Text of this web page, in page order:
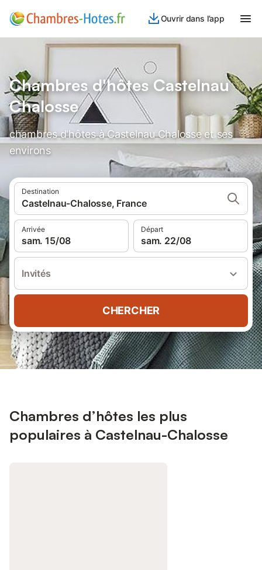
Ouvrir dans l’app
Chambres d'hôtes Castelnau
Chalosse
chambres d'hôtes à Castelnau Chalosse et ses
environs
Destination
Castelnau-Chalosse, France
Arrivée
sam. 15/08
Départ
sam. 22/08
Invités
CHERCHER
Chambres d’hôtes les plus
populaires à Castelnau-Chalosse